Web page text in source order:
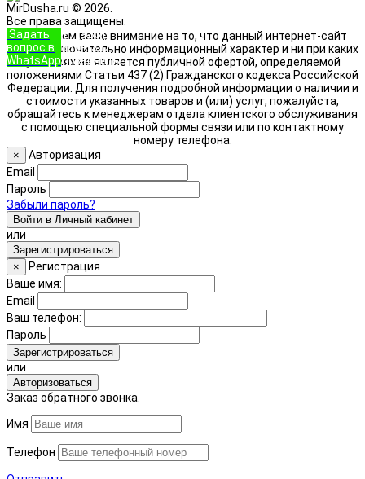
MirDusha.ru © 2026.
Все права защищены.
Обращаем ваше внимание на то, что данный интернет-сайт
носит исключительно информационный характер и ни при каких
условиях не является публичной офертой, определяемой
положениями Статьи 437 (2) Гражданского кодекса Российской
Федерации. Для получения подробной информации о наличии и
стоимости указанных товаров и (или) услуг, пожалуйста,
обращайтесь к менеджерам отдела клиентского обслуживания
с помощью специальной формы связи или по контактному
номеру телефона.
Задать
вопрос в
WhatsApp
+7 (933)
888-8322
Позвонить
×
Авторизация
Email
Пароль
Забыли пароль?
Войти в Личный кабинет
или
Зарегистрироваться
×
Регистрация
Ваше имя:
Email
Ваш телефон:
Пароль
Зарегистрироваться
или
Авторизоваться
Заказ обратного звонка.
Имя
Телефон